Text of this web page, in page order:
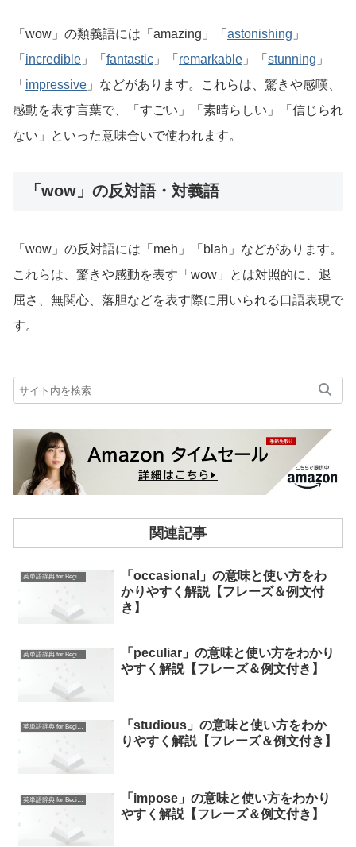
「wow」の類義語には「amazing」「 astonishing 」
「 incredible 」「 fantastic 」「 remarkable 」「 stunning 」
「 impressive 」などがあります。これらは、驚きや感嘆、
感動を表す言葉で、「すごい」「素晴らしい」「信じられ
ない」といった意味合いで使われます。
「wow」の反対語・対義語
「wow」の反対語には「meh」「blah」などがあります。
これらは、驚きや感動を表す「wow」とは対照的に、退
屈さ、無関心、落胆などを表す際に用いられる口語表現で
す。
関連記事
英単語辞典 for Beginners
「occasional」の意味と使い方をわ
かりやすく解説【フレーズ＆例文付
き】
英単語辞典 for Beginners
「peculiar」の意味と使い方をわかり
やすく解説【フレーズ＆例文付き】
英単語辞典 for Beginners
「studious」の意味と使い方をわか
りやすく解説【フレーズ＆例文付き】
英単語辞典 for Beginners
「impose」の意味と使い方をわかり
やすく解説【フレーズ＆例文付き】